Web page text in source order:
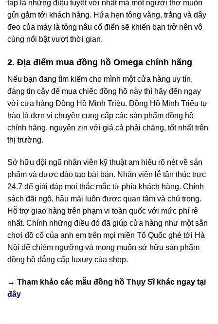
tạp là những điều tuyệt vời nhất mà một người thợ muốn
gửi gắm tới khách hàng. Hứa hẹn tông vàng, trắng và dây
đeo của máy là tông nâu cổ điển sẽ khiến bạn trở nên vô
cùng nổi bật vượt thời gian.
2. Địa điểm mua đồng hồ Omega chính hãng
Nếu bạn đang tìm kiếm cho mình một cửa hàng uy tín,
đáng tin cậy để mua chiếc đồng hồ này thì hãy đến ngay
với cửa hàng Đồng Hồ Minh Triệu. Đồng Hồ Minh Triệu tự
hào là đơn vị chuyên cung cấp các sản phẩm đồng hồ
chính hãng, nguyên zin với giá cả phải chăng, tốt nhất trên
thị trường.
Sở hữu đội ngũ nhân viên kỹ thuật am hiểu rõ nét về sản
phẩm và được đào tạo bài bản. Nhân viên lễ tân thúc trực
24.7 để giải đáp mọi thắc mắc từ phía khách hàng. Chính
sách đãi ngộ, hậu mãi luôn được quan tâm và chú trọng.
Hỗ trợ giao hàng trên phạm vi toàn quốc với mức phí rẻ
nhất. Chính những điều đó đã giúp cửa hàng như một sân
chơi đồ cổ của anh em trên mọi miền Tổ Quốc ghé tới Hà
Nội để chiêm ngưỡng và mong muốn sở hữu sản phẩm
đồng hồ đẳng cấp luxury của shop.
→ Tham khảo các mẫu đồng hồ Thụy Sĩkhác ngay tại
đây